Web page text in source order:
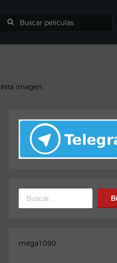
ésta imagen.
Buscar:
mega1080